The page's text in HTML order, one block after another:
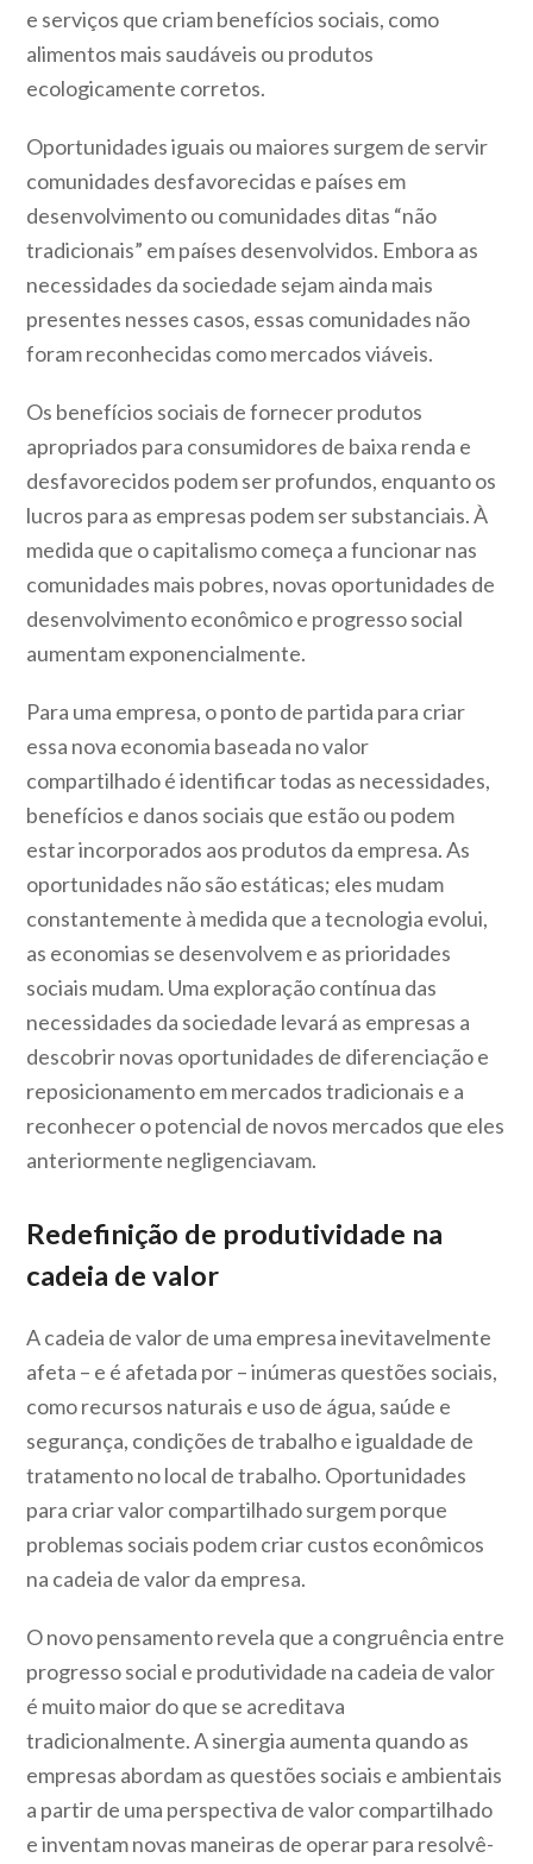
e serviços que criam benefícios sociais, como
alimentos mais saudáveis ​​ou produtos
ecologicamente corretos.
Oportunidades iguais ou maiores surgem de servir
comunidades desfavorecidas e países em
desenvolvimento ou comunidades ditas “não
tradicionais” em países desenvolvidos. Embora as
necessidades da sociedade sejam ainda mais
presentes nesses casos, essas comunidades não
foram reconhecidas como mercados viáveis.
Os benefícios sociais de fornecer produtos
apropriados para consumidores de baixa renda e
desfavorecidos podem ser profundos, enquanto os
lucros para as empresas podem ser substanciais. À
medida que o capitalismo começa a funcionar nas
comunidades mais pobres, novas oportunidades de
desenvolvimento econômico e progresso social
aumentam exponencialmente.
Para uma empresa, o ponto de partida para criar
essa nova economia baseada no valor
compartilhado é identificar todas as necessidades,
benefícios e danos sociais que estão ou podem
estar incorporados aos produtos da empresa. As
oportunidades não são estáticas; eles mudam
constantemente à medida que a tecnologia evolui,
as economias se desenvolvem e as prioridades
sociais mudam. Uma exploração contínua das
necessidades da sociedade levará as empresas a
descobrir novas oportunidades de diferenciação e
reposicionamento em mercados tradicionais e a
reconhecer o potencial de novos mercados que eles
anteriormente negligenciavam.
Redefinição de produtividade na
cadeia de valor
A cadeia de valor de uma empresa inevitavelmente
afeta – e é afetada por – inúmeras questões sociais,
como recursos naturais e uso de água, saúde e
segurança, condições de trabalho e igualdade de
tratamento no local de trabalho. Oportunidades
para criar valor compartilhado surgem porque
problemas sociais podem criar custos econômicos
na cadeia de valor da empresa.
O novo pensamento revela que a congruência entre
progresso social e produtividade na cadeia de valor
é muito maior do que se acreditava
tradicionalmente. A sinergia aumenta quando as
empresas abordam as questões sociais e ambientais
a partir de uma perspectiva de valor compartilhado
e inventam novas maneiras de operar para resolvê-